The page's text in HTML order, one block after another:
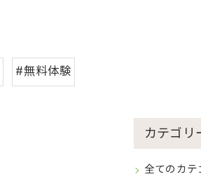
#無料体験
カテゴリ
全てのカテ